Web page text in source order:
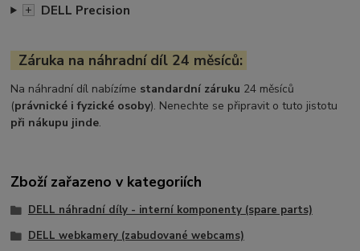
+ DELL Precision
Záruka na náhradní díl 24 měsíců:
Na náhradní díl nabízíme standardní záruku 24 měsíců
(právnické i fyzické osoby). Nenechte se připravit o tuto jistotu
při nákupu jinde.
Zboží zařazeno v kategoriích
DELL náhradní díly - interní komponenty (spare parts)
DELL webkamery (zabudované webcams)